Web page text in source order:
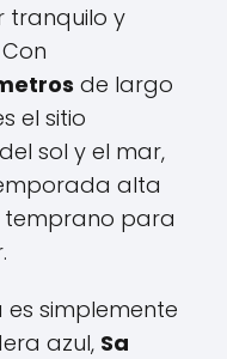
tranquilo y
de largo
el sitio
sol y el mar,
alta
temprano para
simplemente
azul, Sa